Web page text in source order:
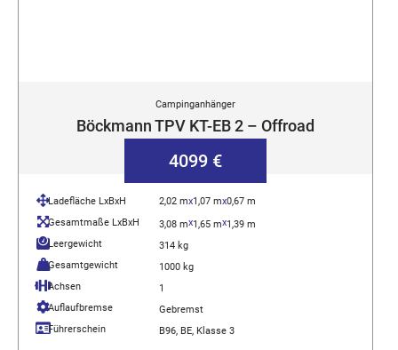
Campinganhänger
Böckmann TPV KT-EB 2 – Offroad
4099 €
Ladefläche LxBxH 2,02 mx1,07 mx0,67 m
Gesamtmaße LxBxH
3,08 mx1,65 mx1,39 m
Leergewicht
314 kg
Gesamtgewicht
1000 kg
Achsen
1
Auflaufbremse
Gebremst
Führerschein
B96, BE, Klasse 3